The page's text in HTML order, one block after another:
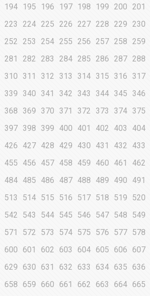
194 195 196 197 198 199 200 201
223 224 225 226 227 228 229 230
252 253 254 255 256 257 258 259
281 282 283 284 285 286 287 288
310 311 312 313 314 315 316 317
339 340 341 342 343 344 345 346
368 369 370 371 372 373 374 375
397 398 399 400 401 402 403 404
426 427 428 429 430 431 432 433
455 456 457 458 459 460 461 462
484 485 486 487 488 489 490 491
513 514 515 516 517 518 519 520
542 543 544 545 546 547 548 549
571 572 573 574 575 576 577 578
600 601 602 603 604 605 606 607
629 630 631 632 633 634 635 636
658 659 660 661 662 663 664 665